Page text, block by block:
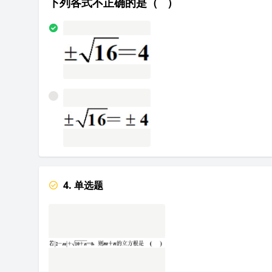
4. 单选题